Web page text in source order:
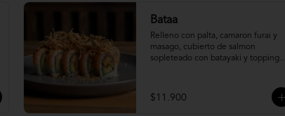
Bataa
Relleno con palta, camaron furai y
masago, cubierto de salmon
sopleteado con batayaki y topping
$11.900